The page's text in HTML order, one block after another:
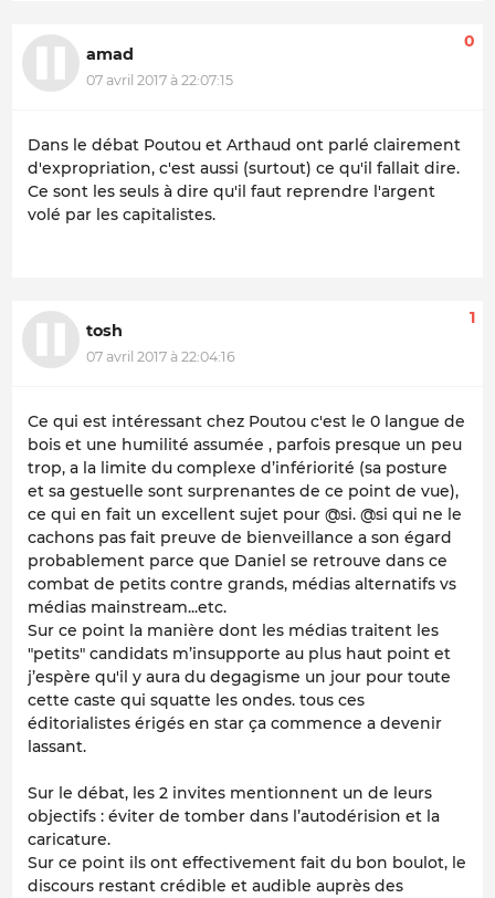
amad
07 avril 2017 à 22:07:15
0
Dans le débat Poutou et Arthaud ont parlé clairement
d'expropriation, c'est aussi (surtout) ce qu'il fallait dire.
Ce sont les seuls à dire qu'il faut reprendre l'argent
volé par les capitalistes.
tosh
07 avril 2017 à 22:04:16
1
Ce qui est intéressant chez Poutou c'est le 0 langue de
bois et une humilité assumée , parfois presque un peu
trop, a la limite du complexe d’infériorité (sa posture
et sa gestuelle sont surprenantes de ce point de vue),
ce qui en fait un excellent sujet pour @si. @si qui ne le
cachons pas fait preuve de bienveillance a son égard
probablement parce que Daniel se retrouve dans ce
combat de petits contre grands, médias alternatifs vs
médias mainstream...etc.
Sur ce point la manière dont les médias traitent les
"petits" candidats m’insupporte au plus haut point et
j’espère qu'il y aura du degagisme un jour pour toute
cette caste qui squatte les ondes. tous ces
éditorialistes érigés en star ça commence a devenir
lassant.
Sur le débat, les 2 invites mentionnent un de leurs
objectifs : éviter de tomber dans l’autodérision et la
caricature.
Sur ce point ils ont effectivement fait du bon boulot, le
discours restant crédible et audible auprès des